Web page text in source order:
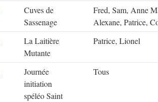
Cuves de
Sassenage
Fred, Sam, Anne
Alexane, Patrice,
La Laitière
Mutante
Patrice, Lionel
Journée
initiation
spéléo Saint
Tous